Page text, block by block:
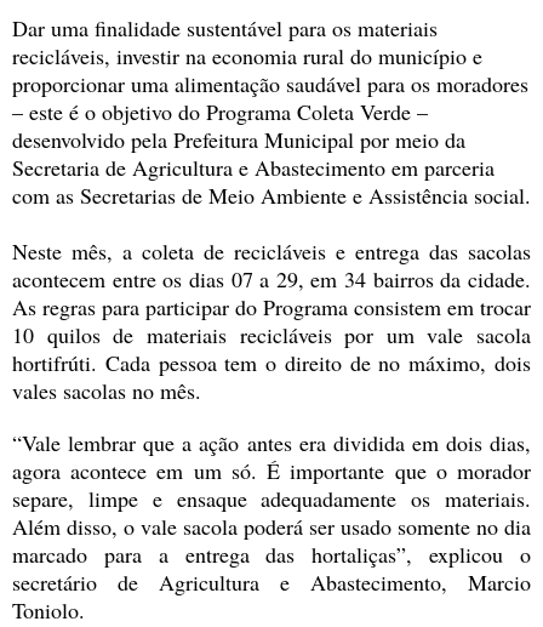
Dar uma finalidade sustentável para os materiais
recicláveis, investir na economia rural do município e
proporcionar uma alimentação saudável para os moradores
– este é o objetivo do Programa Coleta Verde –
desenvolvido pela Prefeitura Municipal por meio da
Secretaria de Agricultura e Abastecimento em parceria
com as Secretarias de Meio Ambiente e Assistência social.
Neste mês, a coleta de recicláveis e entrega das sacolas
acontecem entre os dias 07 a 29, em 34 bairros da cidade.
As regras para participar do Programa consistem em trocar
10 quilos de materiais recicláveis por um vale sacola
hortifrúti. Cada pessoa tem o direito de no máximo, dois
vales sacolas no mês.
“Vale lembrar que a ação antes era dividida em dois dias,
agora acontece em um só. É importante que o morador
separe, limpe e ensaque adequadamente os materiais.
Além disso, o vale sacola poderá ser usado somente no dia
marcado para a entrega das hortaliças”, explicou o
secretário de Agricultura e Abastecimento, Marcio
Toniolo.